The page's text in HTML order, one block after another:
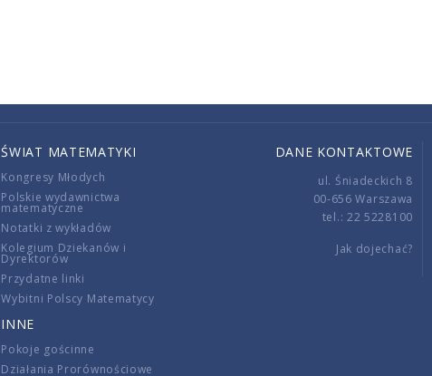
ŚWIAT MATEMATYKI
Kongresy Młodych
Polskie wydawnictwa
matematyczne
Notatki z wykładów
Kolegium Dziekanów i
Dyrektorów
Przydatne linki
Wybitni Polscy Matematycy
INNE
Pokoje gościnne
Działania Prorównościowe
DANE KONTAKTOWE
ul. Śniadeckich 8
00-656 Warszawa
tel.: 22 5228100
Jak dojechać?